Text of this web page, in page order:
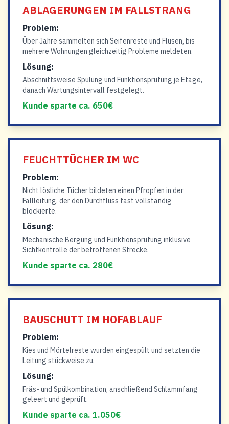
ABLAGERUNGEN IM FALLSTRANG
Problem:
Über Jahre sammelten sich Seifenreste und Flusen, bis
mehrere Wohnungen gleichzeitig Probleme meldeten.
Lösung:
Abschnittsweise Spülung und Funktionsprüfung je Etage,
danach Wartungsintervall festgelegt.
Kunde sparte ca. 650€
FEUCHTTÜCHER IM WC
Problem:
Nicht lösliche Tücher bildeten einen Pfropfen in der
Fallleitung, der den Durchfluss fast vollständig
blockierte.
Lösung:
Mechanische Bergung und Funktionsprüfung inklusive
Sichtkontrolle der betroffenen Strecke.
Kunde sparte ca. 280€
BAUSCHUTT IM HOFABLAUF
Problem:
Kies und Mörtelreste wurden eingespült und setzten die
Leitung stückweise zu.
Lösung:
Fräs- und Spülkombination, anschließend Schlammfang
geleert und geprüft.
Kunde sparte ca. 1.050€